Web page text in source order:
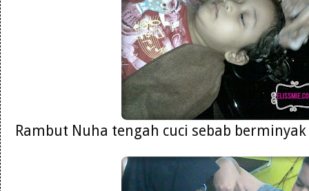
Rambut Nuha tengah cuci sebab